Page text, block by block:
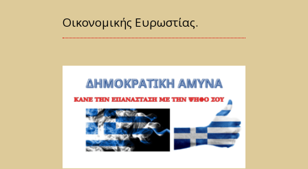
Οικονομικής Ευρωστίας.